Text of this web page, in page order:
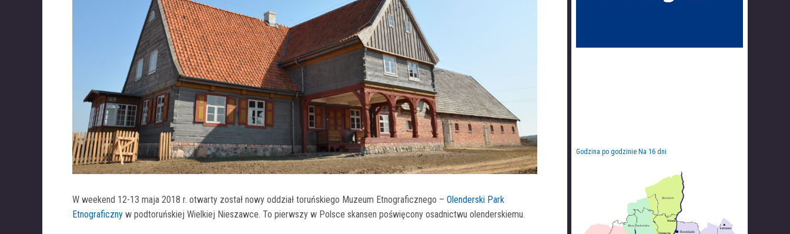
W weekend 12-13 maja 2018 r. otwarty został nowy oddział toruńskiego Muzeum Etnograficznego – Olenderski Park
Etnograficzny w podtoruńskiej Wielkiej Nieszawce. To pierwszy w Polsce skansen poświęcony osadnictwu olenderskiemu.
Godzina po godzinie Na 16 dni